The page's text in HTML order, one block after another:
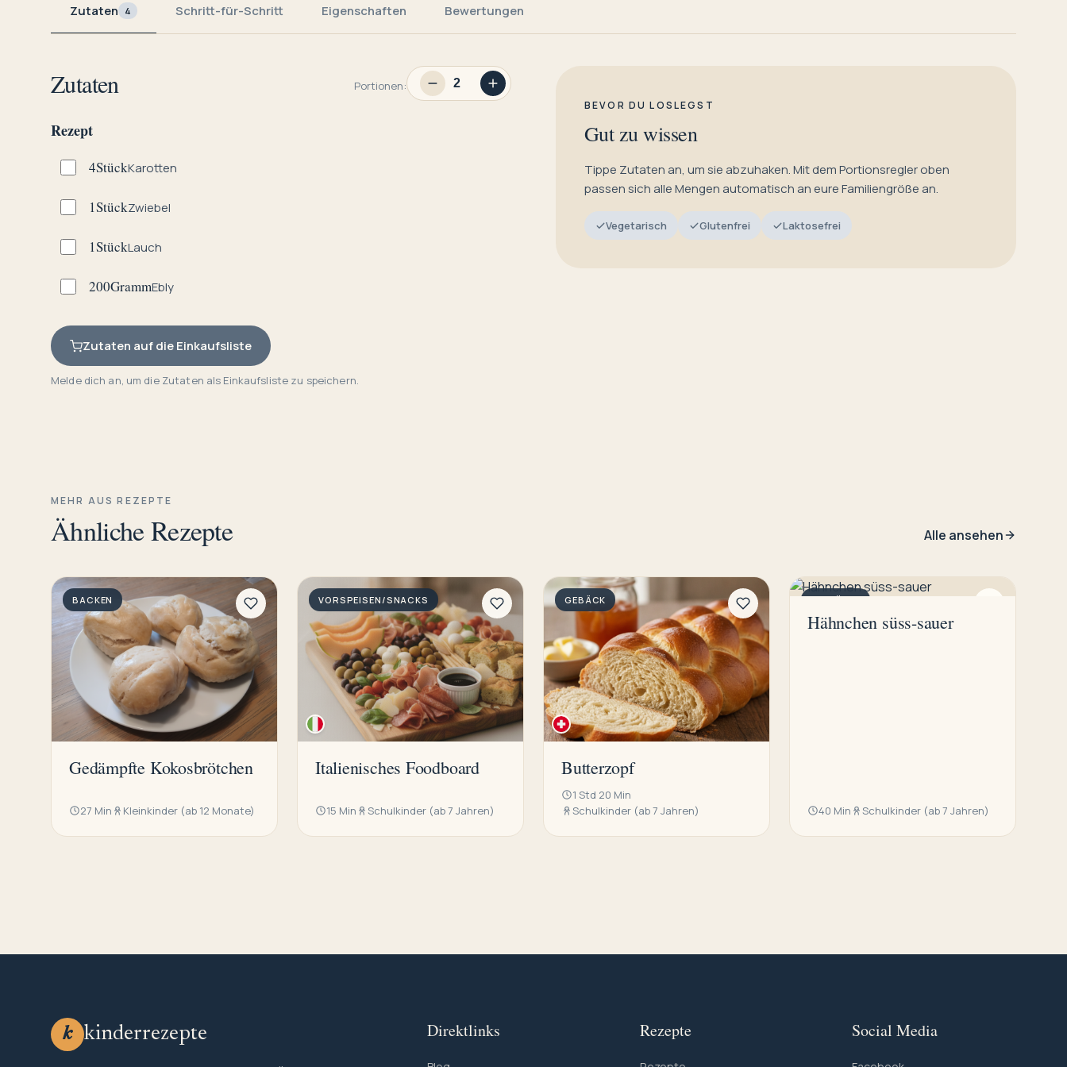
Zutaten 4 Schritt-für-Schritt Eigenschaften Bewertungen
Zutaten Portionen:
Rezept
4StückKarotten
1StückZwiebel
1StückLauch
200GrammEbly
Zutaten auf die Einkaufsliste
Melde dich an, um die Zutaten als Einkaufsliste zu speichern.
BEVOR DU LOSLEGST
Gut zu wissen
Tippe Zutaten an, um sie abzuhaken. Mit dem Portionsregler oben
passen sich alle Mengen automatisch an eure Familiengröße an.
Vegetarisch Glutenfrei Laktosefrei
MEHR AUS REZEPTE
Ähnliche Rezepte Alle ansehen
BACKEN
Gedämpfte Kokosbrötchen
27 Min Kleinkinder (ab 12 Monate)
VORSPEISEN/SNACKS
Italienisches Foodboard
15 Min Schulkinder (ab 7 Jahren)
GEBÄCK
Butterzopf
1 Std 20 Min
Schulkinder (ab 7 Jahren)
GEFLÜGEL
Hähnchen süss-sauer
40 Min Schulkinder (ab 7 Jahren)
k kinderrezepte Direktlinks Rezepte Social Media